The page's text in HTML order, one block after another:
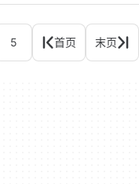
5 首页 末页